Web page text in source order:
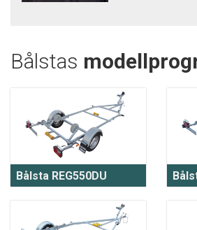
Bålstas
Bålsta REG550DU